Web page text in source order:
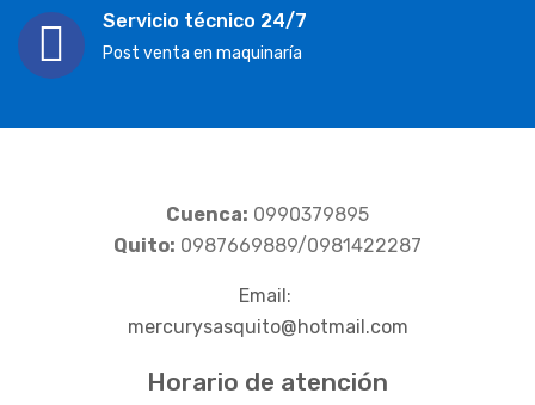
Servicio técnico 24/7
Post venta en maquinaría
Cuenca: 0990379895
Quito: 0987669889/0981422287
Email:
mercurysasquito@hotmail.com
Horario de atención